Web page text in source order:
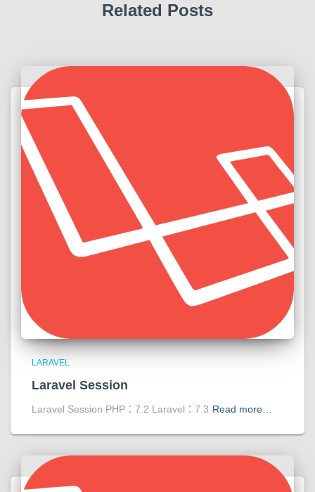
Related Posts
LARAVEL
Laravel Session
Laravel Session PHP：7.2 Laravel：7.3 Read more…